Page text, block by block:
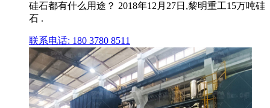
硅石都有什么用途？ 2018年12月27日,黎明重工15万吨硅
石 .
联系电话: 180 3780 8511